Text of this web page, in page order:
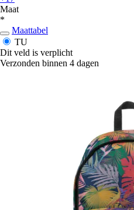
Maat
*
Maattabel
TU
Dit veld is verplicht
Verzonden binnen 4 dagen